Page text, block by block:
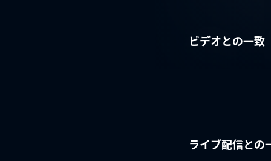
ビデオとの一致
ライブ配信との